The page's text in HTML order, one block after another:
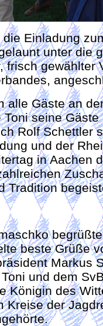
Einladung
unter die
frisch gewählter
alle Gäste an
Toni seine
Rolf Schettler
und der
in Aachen
Tradition
beste Grüße
Markus
und dem
Königin des
Kreise der